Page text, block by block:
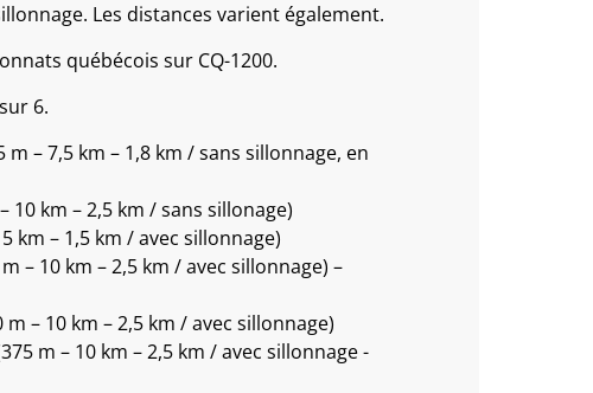
Les distances varient également.
québécois sur CQ-1200.
6.
m – 7,5 km – 1,8 km / sans sillonnage, en
10 km – 2,5 km / sans sillonage)
km – 1,5 km / avec sillonnage)
– 10 km – 2,5 km / avec sillonnage) –
– 10 km – 2,5 km / avec sillonnage)
m – 10 km – 2,5 km / avec sillonnage -